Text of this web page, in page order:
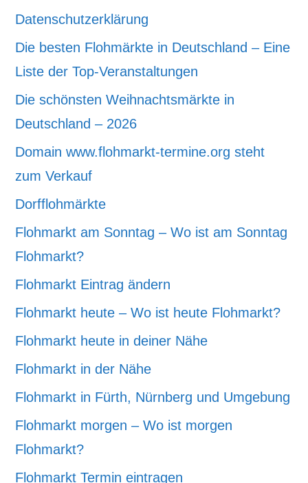
Datenschutzerklärung
Die besten Flohmärkte in Deutschland – Eine
Liste der Top-Veranstaltungen
Die schönsten Weihnachtsmärkte in
Deutschland – 2026
Domain www.flohmarkt-termine.org steht
zum Verkauf
Dorfflohmärkte
Flohmarkt am Sonntag – Wo ist am Sonntag
Flohmarkt?
Flohmarkt Eintrag ändern
Flohmarkt heute – Wo ist heute Flohmarkt?
Flohmarkt heute in deiner Nähe
Flohmarkt in der Nähe
Flohmarkt in Fürth, Nürnberg und Umgebung
Flohmarkt morgen – Wo ist morgen
Flohmarkt?
Flohmarkt Termin eintragen